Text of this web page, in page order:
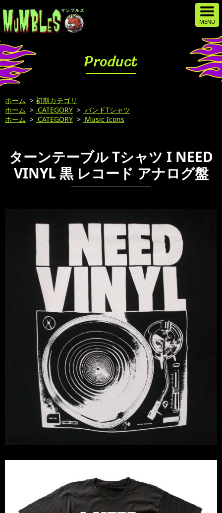
Product
ホーム > 初期カテゴリ
ホーム > CATEGORY > バンドTシャツ
ホーム > CATEGORY > Music Icons
ターンテーブル Tシャツ I NEED
VINYL 黒 レコード アナログ盤